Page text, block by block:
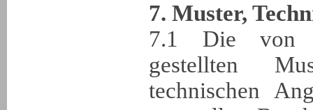
7. Muster,
7.1 Die von
gestellten
technischen